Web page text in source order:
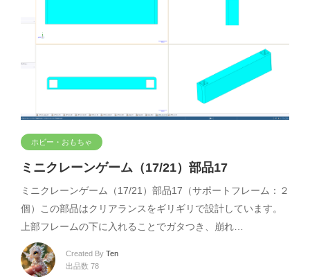
ホビー・おもちゃ
ミニクレーンゲーム（17/21）部品17
ミニクレーンゲーム（17/21）部品17（サポートフレーム：２
個）この部品はクリアランスをギリギリで設計しています。
上部フレームの下に入れることでガタつき、崩れ…
Created By Ten
出品数 78